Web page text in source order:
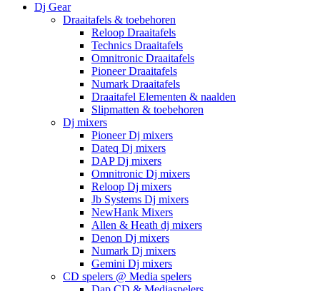
Dj Gear
Draaitafels & toebehoren
Reloop Draaitafels
Technics Draaitafels
Omnitronic Draaitafels
Pioneer Draaitafels
Numark Draaitafels
Draaitafel Elementen & naalden
Slipmatten & toebehoren
Dj mixers
Pioneer Dj mixers
Dateq Dj mixers
DAP Dj mixers
Omnitronic Dj mixers
Reloop Dj mixers
Jb Systems Dj mixers
NewHank Mixers
Allen & Heath dj mixers
Denon Dj mixers
Numark Dj mixers
Gemini Dj mixers
CD spelers @ Media spelers